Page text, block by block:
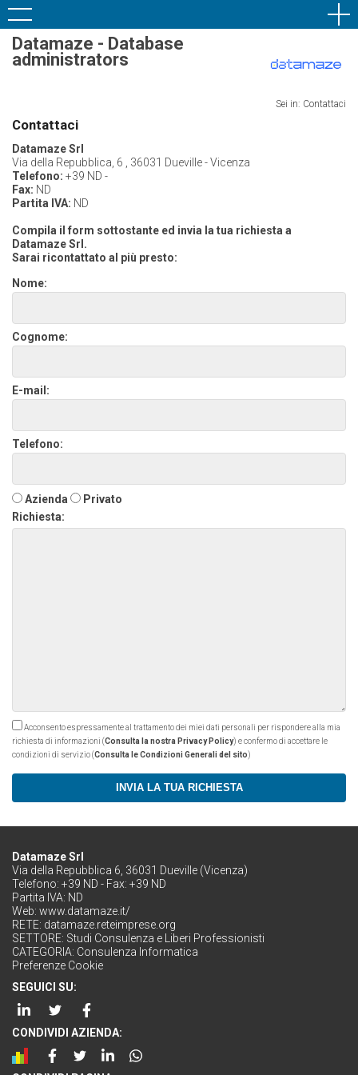
Datamaze - Database
administrators
Sei in: Contattaci
Contattaci
Datamaze Srl
Via della Repubblica, 6 , 36031 Dueville - Vicenza
Telefono: +39 ND -
Fax: ND
Partita IVA: ND
Compila il form sottostante ed invia la tua richiesta a
Datamaze Srl.
Sarai ricontattato al più presto:
Nome:
Cognome:
E-mail:
Telefono:
Azienda
Privato
Richiesta:
Acconsento espressamente al trattamento dei miei dati personali per rispondere alla mia
richiesta di informazioni (Consulta la nostra Privacy Policy) e confermo di accettare le
condizioni di servizio (Consulta le Condizioni Generali del sito)
INVIA LA TUA RICHIESTA
Datamaze Srl
Via della Repubblica 6, 36031 Dueville (Vicenza)
Telefono: +39 ND - Fax: +39 ND
Partita IVA: ND
Web: www.datamaze.it/
RETE: datamaze.reteimprese.org
SETTORE: Studi Consulenza e Liberi Professionisti
CATEGORIA: Consulenza Informatica
Preferenze Cookie
SEGUICI SU:
CONDIVIDI AZIENDA: